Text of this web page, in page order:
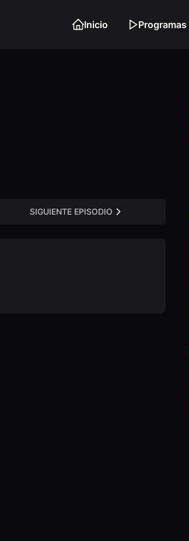
Inicio Programas
SIGUIENTE EPISODIO